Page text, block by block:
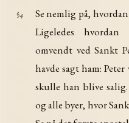
§4
Se nemlig på,
Ligeledes
omvendt ved Sankt
havde sagt ham:
skulle han blive
og alle byer, hvor